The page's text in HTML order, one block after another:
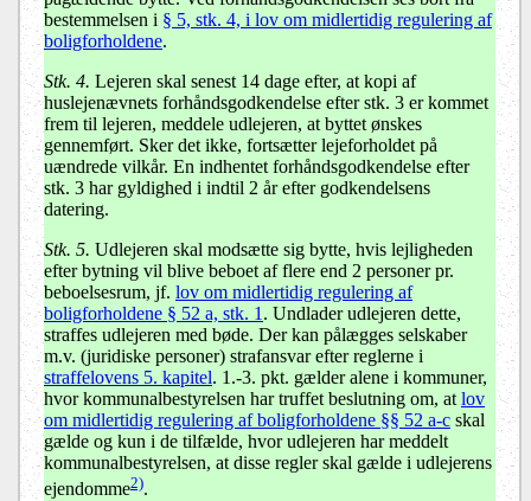
bestemmelsen i § 5, stk. 4, i lov om midlertidig regulering af
boligforholdene.
Stk. 4. Lejeren skal senest 14 dage efter, at kopi af
huslejenævnets forhåndsgodkendelse efter stk. 3 er kommet
frem til lejeren, meddele udlejeren, at byttet ønskes
gennemført. Sker det ikke, fortsætter lejeforholdet på
uændrede vilkår. En indhentet forhåndsgodkendelse efter
stk. 3 har gyldighed i indtil 2 år efter godkendelsens
datering.
Stk. 5. Udlejeren skal modsætte sig bytte, hvis lejligheden
efter bytning vil blive beboet af flere end 2 personer pr.
beboelsesrum, jf. lov om midlertidig regulering af
boligforholdene § 52 a, stk. 1 . Undlader udlejeren dette,
straffes udlejeren med bøde. Der kan pålægges selskaber
m.v. (juridiske personer) strafansvar efter reglerne i
straffelovens 5. kapitel. 1.-3. pkt. gælder alene i kommuner,
hvor kommunalbestyrelsen har truffet beslutning om, at lov
om midlertidig regulering af boligforholdene §§ 52 a-c skal
gælde og kun i de tilfælde, hvor udlejeren har meddelt
kommunalbestyrelsen, at disse regler skal gælde i udlejerens
ejendomme2).